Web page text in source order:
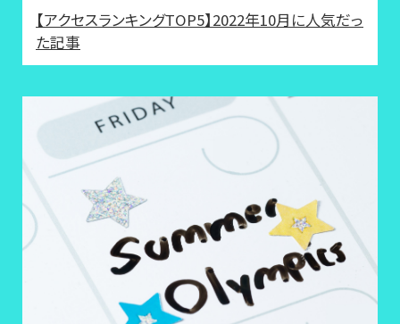
【アクセスランキングTOP5】2022年10月に人気だっ
た記事